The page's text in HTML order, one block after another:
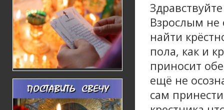
Взрослым не
найти
пола, как и
приносит
ещё не
сам